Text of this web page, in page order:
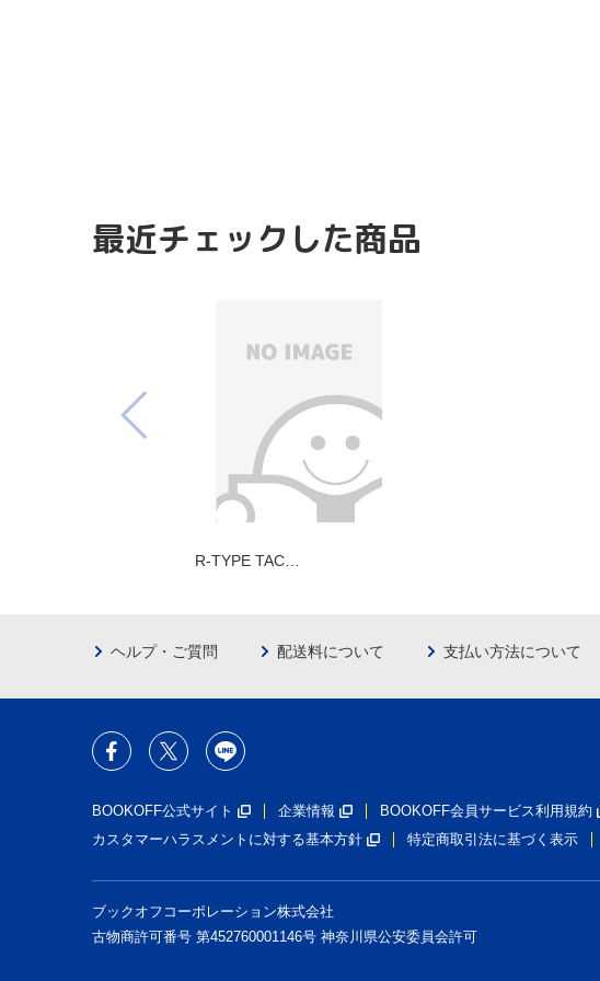
最近チェックした商品
R-TYPE TAC…
ヘルプ・ご質問 配送料について 支払い方法について
BOOKOFF公式サイト 企業情報 BOOKOFF会員サービス利用規約
カスタマーハラスメントに対する基本方針
特定商取引法に基づく表示
ブックオフコーポレーション株式会社
古物商許可番号 第452760001146号 神奈川県公安委員会許可